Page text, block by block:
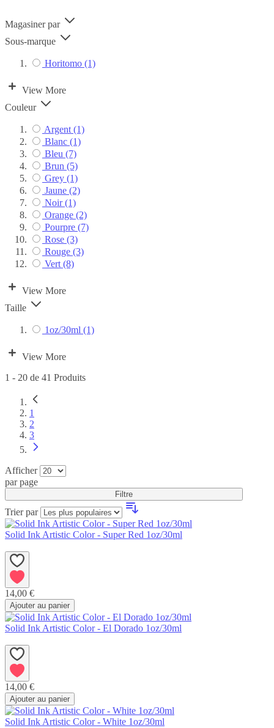
Magasiner par
Sous-marque
Horitomo (1)
View More
Couleur
Argent (1)
Blanc (1)
Bleu (7)
Brun (5)
Grey (1)
Jaune (2)
Noir (1)
Orange (2)
Pourpre (7)
Rose (3)
Rouge (3)
Vert (8)
View More
Taille
1oz/30ml (1)
View More
1 - 20 de 41 Produits
Vous
lisez
actuellement
la
1
Page
2
Page
3
Afficher
par page
Filtre
Trier par
Solid Ink Artistic Color - Super Red 1oz/30ml
14,00 €
Ajouter au panier
Solid Ink Artistic Color - El Dorado 1oz/30ml
14,00 €
Ajouter au panier
Solid Ink Artistic Color - White 1oz/30ml